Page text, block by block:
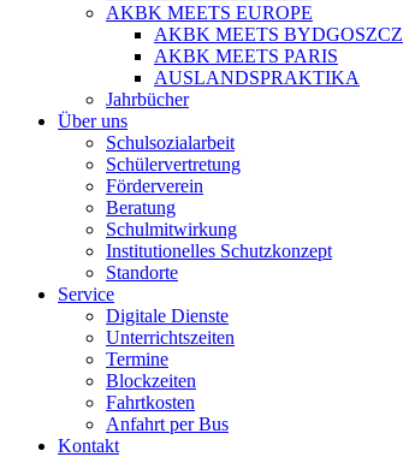
AKBK MEETS EUROPE
AKBK MEETS BYDGOSZCZ
AKBK MEETS PARIS
AUSLANDSPRAKTIKA
Jahrbücher
Über uns
Schulsozialarbeit
Schülervertretung
Förderverein
Beratung
Schulmitwirkung
Institutionelles Schutzkonzept
Standorte
Service
Digitale Dienste
Unterrichtszeiten
Termine
Blockzeiten
Fahrtkosten
Anfahrt per Bus
Kontakt